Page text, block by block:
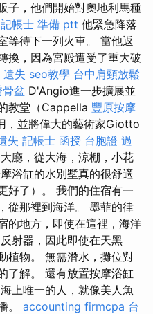
子，他們開始對奧地利馬種
記帳士 準備 ptt 他緊急降落
等待下一列火車。 當他返
換，因為宮殿遭受了重大破
遺失 seo教學 台中肩頸放鬆
骨盆 D'Angio進一步擴展並
教堂（Cappella 豐原按摩
，並將偉大的藝術家Giotto
失 記帳士 函授 台胞證 過
廳，從大海，涼棚，小花
浴缸的水別墅真的很舒適
好了）。 我們的住宿有一
從那裡到海洋。 墨菲的律
的地方，即使在這裡，海洋
射器，因此即使在天黑
植物。 無需潛水，攤位對
了解。 還有放置按摩浴缸
上唯一的人，就像美人魚
。 accounting firmcpa 台